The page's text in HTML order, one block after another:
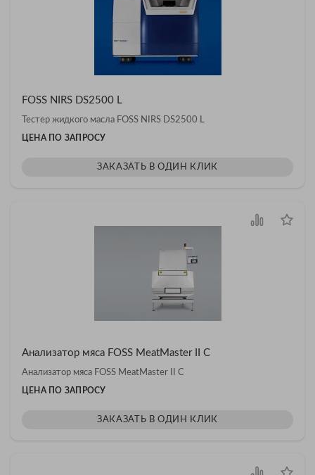
FOSS NIRS DS2500 L
Тестер жидкого масла FOSS NIRS DS2500 L
ЦЕНА ПО ЗАПРОСУ
ЗАКАЗАТЬ В ОДИН КЛИК
Анализатор мяса FOSS MeatMaster II C
Анализатор мяса FOSS MeatMaster II C
ЦЕНА ПО ЗАПРОСУ
ЗАКАЗАТЬ В ОДИН КЛИК